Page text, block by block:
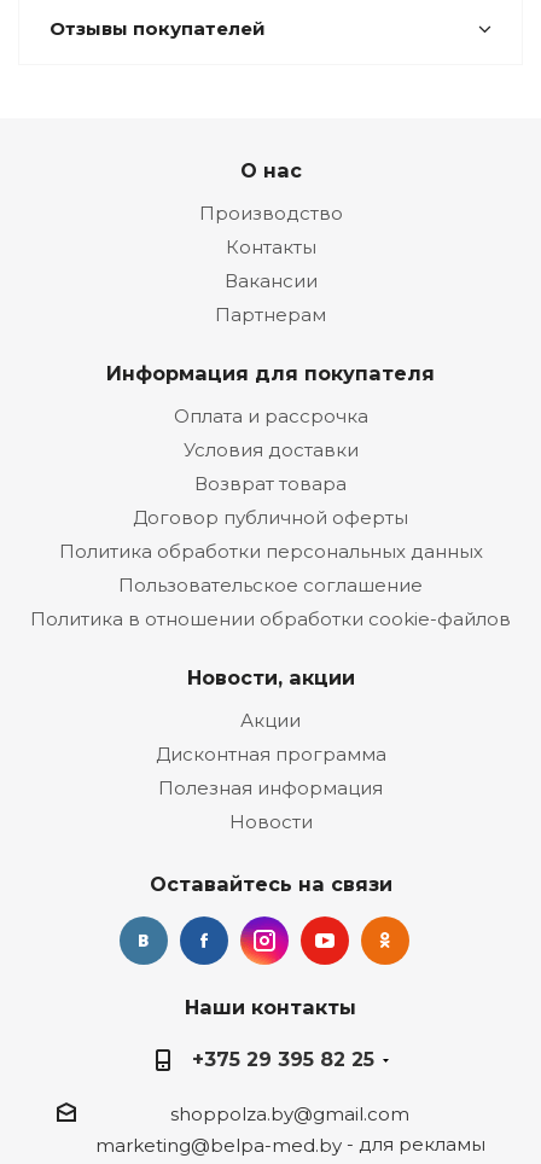
Отзывы покупателей
О нас
Производство
Контакты
Вакансии
Партнерам
Информация для покупателя
Оплата и рассрочка
Условия доставки
Возврат товара
Договор публичной оферты
Политика обработки персональных данных
Пользовательское соглашение
Политика в отношении обработки cookie-файлов
Новости, акции
Акции
Дисконтная программа
Полезная информация
Новости
Оставайтесь на связи
Наши контакты
+375 29 395 82 25
shoppolza.by@gmail.com
marketing@belpa-med.by- для рекламы